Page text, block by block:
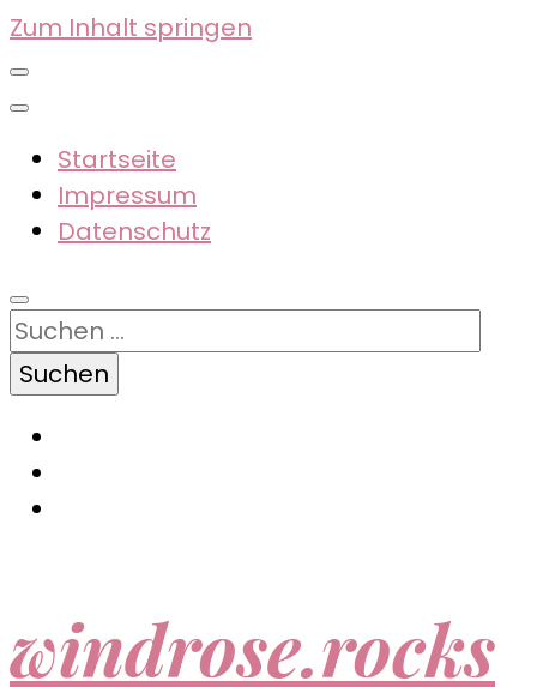
Zum Inhalt springen
Startseite
Impressum
Datenschutz
Suchen
nach:
windrose.rocks